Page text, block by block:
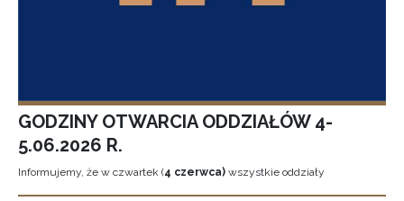
GODZINY OTWARCIA ODDZIAŁÓW 4-
5.06.2026 R.
Informujemy, że w czwartek (4 czerwca) wszystkie oddziały